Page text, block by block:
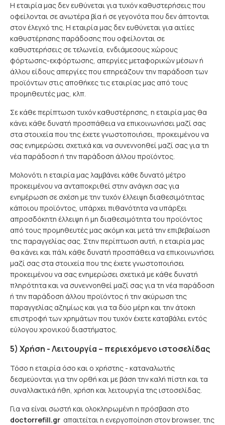
Η εταιρία μας δεν ευθύνεται για τυχόν καθυστερήσεις που
οφείλονται σε ανωτέρα βία ή σε γεγονότα που δεν άπτονται
στον έλεγχό της. Η εταιρία μας δεν ευθύνεται για αιτίες
καθυστέρησης παράδοσης που οφείλονται σε
καθυστερήσεις σε τελωνεία, ενδιάμεσους χώρους
φόρτωσης-εκφόρτωσης, απεργίες μεταφορικών μέσων ή
άλλου είδους απεργίες που επηρεάζουν την παράδοση των
προϊόντων στις αποθήκες τις εταιρίας μας από τους
προμηθευτές μας, κλπ.
Σε κάθε περίπτωση τυχόν καθυστέρησης, η εταιρία μας θα
κάνει κάθε δυνατή προσπάθεια να επικοινωνήσει μαζί σας
στα στοιχεία που της έχετε γνωστοποιήσει, προκειμένου να
σας ενημερώσει σχετικά και να συνεννοηθεί μαζί σας για τη
νέα παράδοση ή την παράδοση άλλου προϊόντος.
Μολονότι η εταιρία μας λαμβάνει κάθε δυνατό μέτρο
προκειμένου να ανταποκριθεί στην ανάγκη σας για
ενημέρωση σε σχέση με την τυχόν έλλειψη διαθεσιμότητας
κάποιου προϊόντος, υπάρχει πιθανότητα να υπάρξει
απροσδόκητη έλλειψη ή μη διαθεσιμότητα του προϊόντος
από τους προμηθευτές μας ακόμη και μετά την επιβεβαίωση
της παραγγελίας σας. Στην περίπτωση αυτή, η εταιρία μας
θα κάνει και πάλι κάθε δυνατή προσπάθεια να επικοινωνήσει
μαζί σας στα στοιχεία που της έχετε γνωστοποιήσει
προκειμένου να σας ενημερώσει σχετικά με κάθε δυνατή
πληρότητα και να συνεννοηθεί μαζί σας για τη νέα παράδοση
ή την παράδοση άλλου προϊόντος ή την ακύρωση της
παραγγελίας αζημίως και για τα δύο μέρη και την άτοκη
επιστροφή των χρημάτων που τυχόν έχετε καταβάλει εντός
εύλογου χρονικού διαστήματος.
5) Χρήση - Λειτουργία – περιεχόμενο ιστοσελίδας
Τόσο η εταιρία όσο και ο χρήστης - καταναλωτής
δεσμεύονται για την ορθή και με βάση την καλή πίστη και τα
συναλλακτικά ήθη, χρήση και λειτουργία της ιστοσελίδας.
Για να είναι σωστή και ολοκληρωμένη η πρόσβαση στο
doctorrefill.gr απαιτείται η ενεργοποίηση στον browser, της